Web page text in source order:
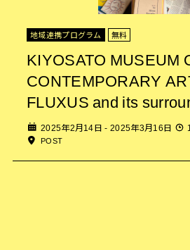
地域連携プログラム 無料
KIYOSATO MUSEUM
CONTEMPORARY
FLUXUS and its
2025年2月14日 - 2025年3月16日
POST